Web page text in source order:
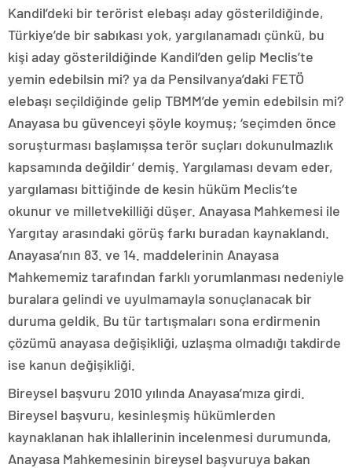
Kandil’deki bir terörist elebaşı aday gösterildiğinde,
Türkiye’de bir sabıkası yok, yargılanamadı çünkü, bu
kişi aday gösterildiğinde Kandil’den gelip Meclis’te
yemin edebilsin mi? ya da Pensilvanya’daki FETÖ
elebaşı seçildiğinde gelip TBMM’de yemin edebilsin mi?
Anayasa bu güvenceyi şöyle koymuş; ‘seçimden önce
soruşturması başlamışsa terör suçları dokunulmazlık
kapsamında değildir’ demiş. Yargılaması devam eder,
yargılaması bittiğinde de kesin hüküm Meclis’te
okunur ve milletvekilliği düşer. Anayasa Mahkemesi ile
Yargıtay arasındaki görüş farkı buradan kaynaklandı.
Anayasa’nın 83. ve 14. maddelerinin Anayasa
Mahkememiz tarafından farklı yorumlanması nedeniyle
buralara gelindi ve uyulmamayla sonuçlanacak bir
duruma geldik. Bu tür tartışmaları sona erdirmenin
çözümü anayasa değişikliği, uzlaşma olmadığı takdirde
ise kanun değişikliği.
Bireysel başvuru 2010 yılında Anayasa’mıza girdi.
Bireysel başvuru, kesinleşmiş hükümlerden
kaynaklanan hak ihlallerinin incelenmesi durumunda,
Anayasa Mahkemesinin bireysel başvuruya bakan